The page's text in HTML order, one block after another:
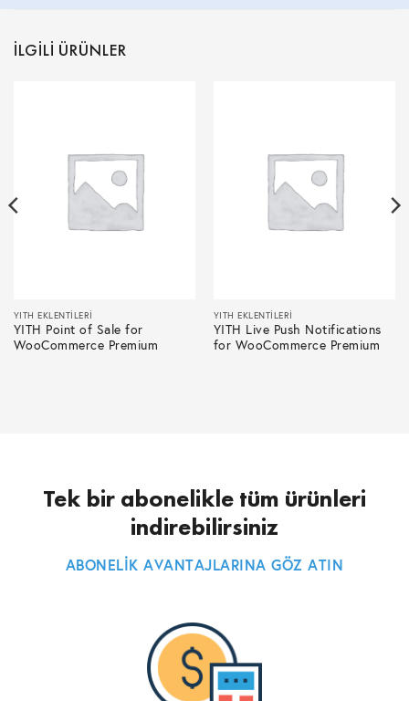
İLGILI ÜRÜNLER
YITH EKLENTILERI
YITH Point of Sale for
WooCommerce Premium
YITH EKLENTILERI
YITH Live Push Notifications
for WooCommerce Premium
Tek bir abonelikle tüm ürünleri
indirebilirsiniz
ABONELİK AVANTAJLARINA GÖZ ATIN